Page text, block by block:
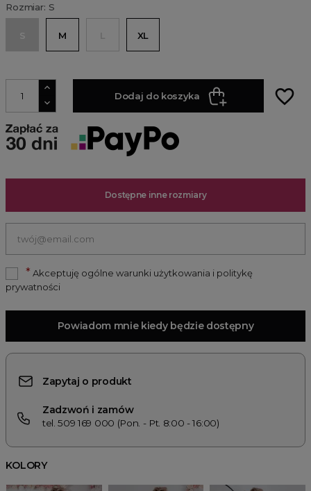
Rozmiar: S
S M L XL
Dodaj do koszyka favorite_border
Dostępne inne rozmiary
* Akceptuję ogólne warunki użytkowania i politykę
prywatności
Powiadom mnie kiedy będzie dostępny
Zapytaj o produkt
Zadzwoń i zamów
tel. 509 169 000 (Pon. - Pt. 8:00 - 16:00)
KOLORY